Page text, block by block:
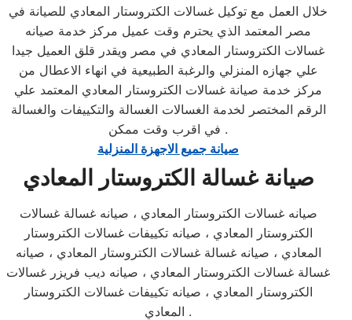
خلال العمل مع توكيل غسالات الكتروستار المعادي للصيانة في
مصر المعتمد الذي يحترم وقت عميل مركز خدمة صيانه
غسالات الكتروستار المعادي في مصر ويقدر قلق العميل جيدا
علي جهازه المنزلي والرغبة الطبيعية في انهاء الاعطال من
مركز خدمة صيانة غسالات الكتروستار المعادي المعتمد علي
الرقم المختصر لخدمة الغسالات الغسالة والتكييفات والغسالة
في اقرب وقت ممكن .
صيانة جميع الاجهزة المنزلية
صيانة غسالة الكتروستار المعادي
صيانه غسالات الكتروستار المعادي ، صيانه غسالة غسالات
الكتروستار المعادي ، صيانه تكييفات غسالات الكتروستار
المعادي ، صيانه غسالة غسالات الكتروستار المعادي ، صيانه
غسالة غسالات الكتروستار المعادي ، صيانه ديب فريزر غسالات
الكتروستار المعادي ، صيانه تكييفات غسالات الكتروستار
المعادي .